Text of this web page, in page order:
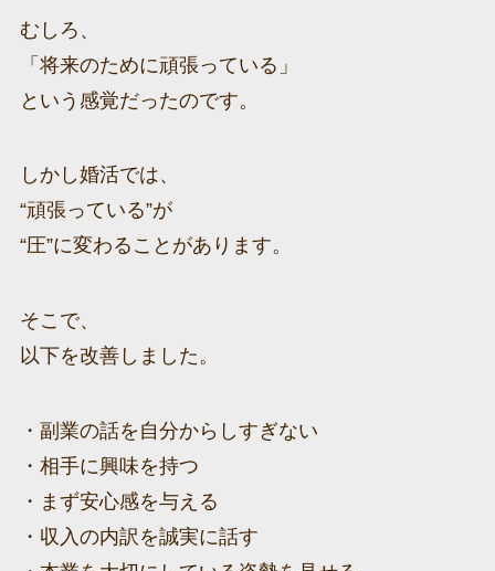
むしろ、
「将来のために頑張っている」
という感覚だったのです。
しかし婚活では、
“頑張っている”が
“圧”に変わることがあります。
そこで、
以下を改善しました。
・副業の話を自分からしすぎない
・相手に興味を持つ
・まず安心感を与える
・収入の内訳を誠実に話す